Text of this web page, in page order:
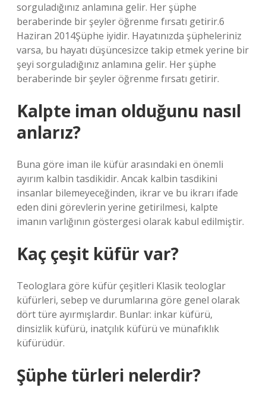
sorguladığınız anlamına gelir. Her şüphe
beraberinde bir şeyler öğrenme fırsatı getirir.6
Haziran 2014Şüphe iyidir. Hayatınızda şüpheleriniz
varsa, bu hayatı düşüncesizce takip etmek yerine bir
şeyi sorguladığınız anlamına gelir. Her şüphe
beraberinde bir şeyler öğrenme fırsatı getirir.
Kalpte iman olduğunu nasıl
anlarız?
Buna göre iman ile küfür arasındaki en önemli
ayırım kalbin tasdikidir. Ancak kalbin tasdikini
insanlar bilemeyeceğinden, ikrar ve bu ikrarı ifade
eden dini görevlerin yerine getirilmesi, kalpte
imanın varlığının göstergesi olarak kabul edilmiştir.
Kaç çeşit küfür var?
Teologlara göre küfür çeşitleri Klasik teologlar
küfürleri, sebep ve durumlarına göre genel olarak
dört türe ayırmışlardır. Bunlar: inkar küfürü,
dinsizlik küfürü, inatçılık küfürü ve münafıklık
küfürüdür.
Şüphe türleri nelerdir?